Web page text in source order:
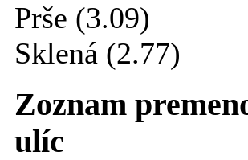
Prše (3.09)
Sklená (2.77)
Zoznam
ulíc